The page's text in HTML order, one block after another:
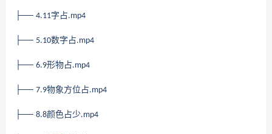
├── 4.11字占.mp4
├── 5.10数字占.mp4
├── 6.9形物占.mp4
├── 7.9物象方位占.mp4
├── 8.8颜色占少.mp4